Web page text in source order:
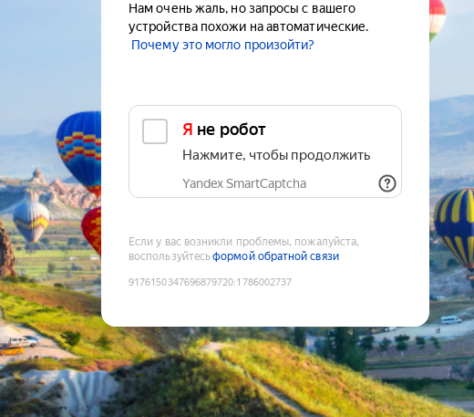
Нам очень жаль, но запросы с вашего
устройства похожи на автоматические.
Почему это могло произойти?
Я не робот
Нажмите, чтобы продолжить
Yandex SmartCaptcha
Если у вас возникли проблемы, пожалуйста,
воспользуйтесьформой обратной связи
9176150347696879720:1786002737